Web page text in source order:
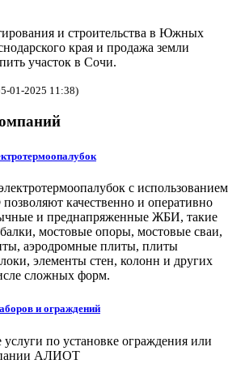
и строительства в Южных
края и продажа земли
участок в Сочи.
01-2025 11:38)
с использованием
качественно и оперативно
и преднапряженные ЖБИ, такие
мостовые опоры, мостовые сваи,
аэродромные плиты, плиты
элементы стен, колонн и других
сложных форм.
и ограждений
по установке ограждения или
АЛИОТ